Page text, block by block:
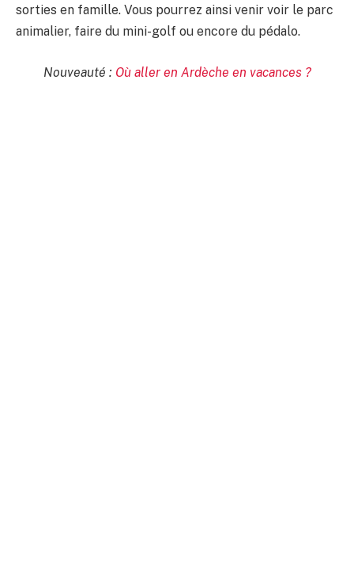
sorties en famille. Vous pourrez ainsi venir voir le parc
animalier, faire du mini-golf ou encore du pédalo.
Nouveauté : Où aller en Ardèche en vacances ?